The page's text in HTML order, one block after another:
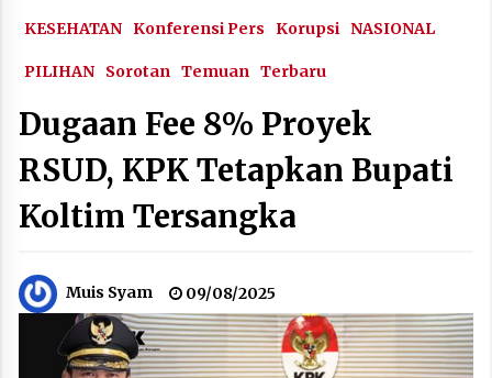
KESEHATAN Konferensi Pers Korupsi NASIONAL
PILIHAN Sorotan Temuan Terbaru
Dugaan Fee 8% Proyek
RSUD, KPK Tetapkan Bupati
Koltim Tersangka
Muis Syam 09/08/2025